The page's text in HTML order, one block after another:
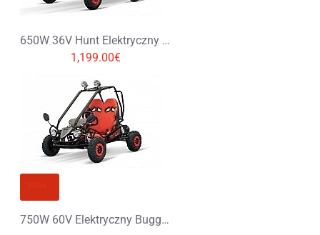
650W 36V Hunt Elektryczny Buggy dla Dziecka
1,199.00€
750W 60V Elektryczny Buggy dla Dziecka